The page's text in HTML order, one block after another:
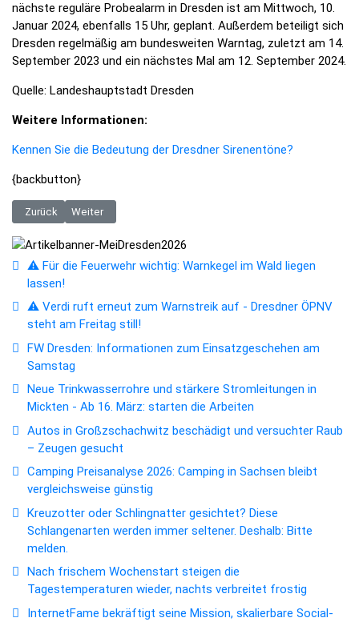
nächste reguläre Probealarm in Dresden ist am Mittwoch, 10.
Januar 2024, ebenfalls 15 Uhr, geplant. Außerdem beteiligt sich
Dresden regelmäßig am bundesweiten Warntag, zuletzt am 14.
September 2023 und ein nächstes Mal am 12. September 2024.
Quelle: Landeshauptstadt Dresden
Weitere Informationen:
Kennen Sie die Bedeutung der Dresdner Sirenentöne?
{backbutton}
Vorheriger Beitrag: Pillnitzer Kamelie erhält wieder ihren einzigartigen
Zurück Nächster Beitrag: Baumschutz in Dresden: Eine wichtige
Weiter
⚠️ Für die Feuerwehr wichtig: Warnkegel im Wald liegen
lassen!
⚠️ Verdi ruft erneut zum Warnstreik auf - Dresdner ÖPNV
steht am Freitag still!
FW Dresden: Informationen zum Einsatzgeschehen am
Samstag
Neue Trinkwasserrohre und stärkere Stromleitungen in
Mickten - Ab 16. März: starten die Arbeiten
Autos in Großzschachwitz beschädigt und versuchter Raub
– Zeugen gesucht
Camping Preisanalyse 2026: Camping in Sachsen bleibt
vergleichsweise günstig
Kreuzotter oder Schlingnatter gesichtet? Diese
Schlangenarten werden immer seltener. Deshalb: Bitte
melden.
Nach frischem Wochenstart steigen die
Tagestemperaturen wieder, nachts verbreitet frostig
InternetFame bekräftigt seine Mission, skalierbare Social-